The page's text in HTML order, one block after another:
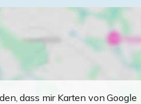
dass mir Karten von Google